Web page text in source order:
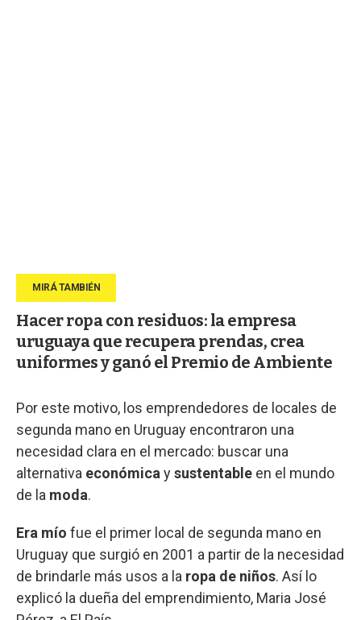
Hacer ropa con residuos: la empresa
uruguaya que recupera prendas, crea
uniformes y ganó el Premio de Ambiente
Por este motivo, los emprendedores de locales de
segunda mano en Uruguay encontraron una
necesidad clara en el mercado: buscar una
alternativa económica ysustentable en el mundo
de la moda.
Era mío fue el primer local de segunda mano en
Uruguay que surgió en 2001 a partir de la necesidad
de brindarle más usos a la ropa de niños. Así lo
explicó la dueña del emprendimiento, Maria José